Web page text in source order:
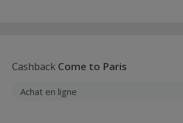
Cashback Come to Paris
Achat en ligne